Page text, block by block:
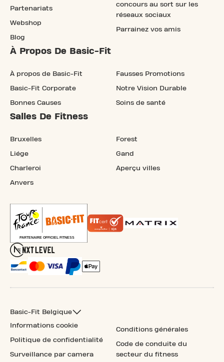
Partenariats
Webshop
Blog
concours au sort sur les
réseaux sociaux
Parrainez vos amis
À Propos De Basic-Fit
À propos de Basic-Fit
Basic-Fit Corporate
Bonnes Causes
Fausses Promotions
Notre Vision Durable
Soins de santé
Salles De Fitness
Bruxelles
Liége
Charleroi
Anvers
Forest
Gand
Aperçu villes
Basic-Fit Belgique
Informations cookie
Politique de confidentialité
Surveillance par camera
Conditions générales
Code de conduite du
secteur du fitness